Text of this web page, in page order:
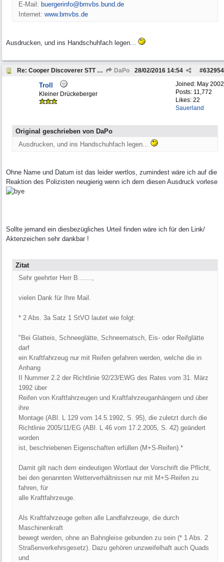
E-Mail: buergerinfo@bmvbs.bund.de
Internet: www.bmvbs.de
Ausdrucken, und ins Handschuhfach legen...
Re: Cooper Discoverer STT PRO und STT DaPo #632954
28/02/2016 14:54
Joined: May 2002
Posts: 11,772
Likes: 22
Sauerland
Troll
Kleiner Drückeberger
Original geschrieben von DaPo
Ausdrucken, und ins Handschuhfach legen...
Ohne Name und Datum ist das leider wertlos, zumindest wäre ich auf die
Reaktion des Polizisten neugierig wenn ich dem diesen Ausdruck vorlese
Sollte jemand ein diesbezügliches Urteil finden wäre ich für den Link/
Aktenzeichen sehr dankbar !
Zitat
Sehr geehrter Herr B.......,
vielen Dank für Ihre Mail.
* 2 Abs. 3a Satz 1 StVO lautet wie folgt:
"Bei Glatteis, Schneeglätte, Schneematsch, Eis- oder Reifglätte
darf
ein Kraftfahrzeug nur mit Reifen gefahren werden, welche die in
Anhang
II Nummer 2.2 der Richtlinie 92/23/EWG des Rates vom 31. März
1992 über
Reifen von Kraftfahrzeugen und Kraftfahrzeuganhängern und über
ihre
Montage (ABl. L 129 vom 14.5.1992, S. 95), die zuletzt durch die
Richtlinie 2005/11/EG (ABl. L 46 vom 17.2.2005, S. 42) geändert
worden
ist, beschriebenen Eigenschaften erfüllen (M+S-Reifen).*
Damit gilt nach dem eindeutigen Wortlaut der Vorschrift die Pflicht,
bei den genannten Wetterverhältnissen nur mit M+S-Reifen zu
fahren, für
alle Kraftfahrzeuge.
Als Kraftfahrzeuge gelten alle Landfahrzeuge, die durch
Maschinenkraft
bewegt werden, ohne an Bahngleise gebunden zu sein (* 1 Abs. 2
Straßenverkehrsgesetz). Dazu gehören unzweifelhaft auch Quads
und